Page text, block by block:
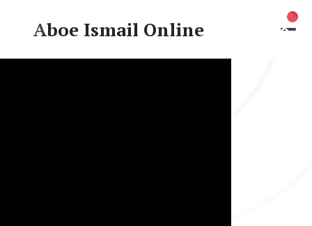
Aboe Ismail Online